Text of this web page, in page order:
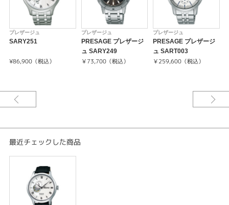
腕時計
PRESAGE
キャリバーNo/4R39
メカニカル 自動巻（手巻つき）
最大巻上時約41時間持続
24石
-24時針つき
-秒針停止機能
プレザージュ
SARY251
¥86,900（税込）
プレザージュ
PRESAGE プレザージ
ュ SARY249
￥73,700（税込）
プレザージュ
PRESAGE プレザージ
ュ SART003
￥259,600（税込）
最近チェックした商品